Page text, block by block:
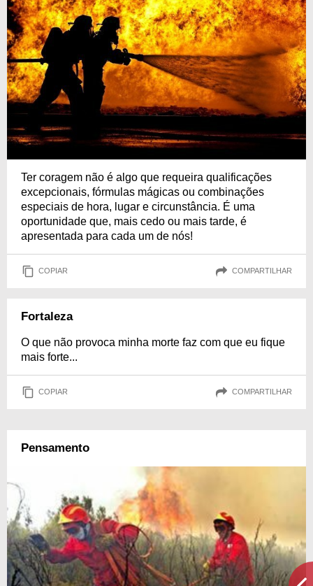
Ter coragem não é algo que requeira qualificações
excepcionais, fórmulas mágicas ou combinações
especiais de hora, lugar e circunstância. É uma
oportunidade que, mais cedo ou mais tarde, é
apresentada para cada um de nós!
COPIAR COMPARTILHAR
Fortaleza
O que não provoca minha morte faz com que eu fique
mais forte...
COPIAR COMPARTILHAR
Pensamento